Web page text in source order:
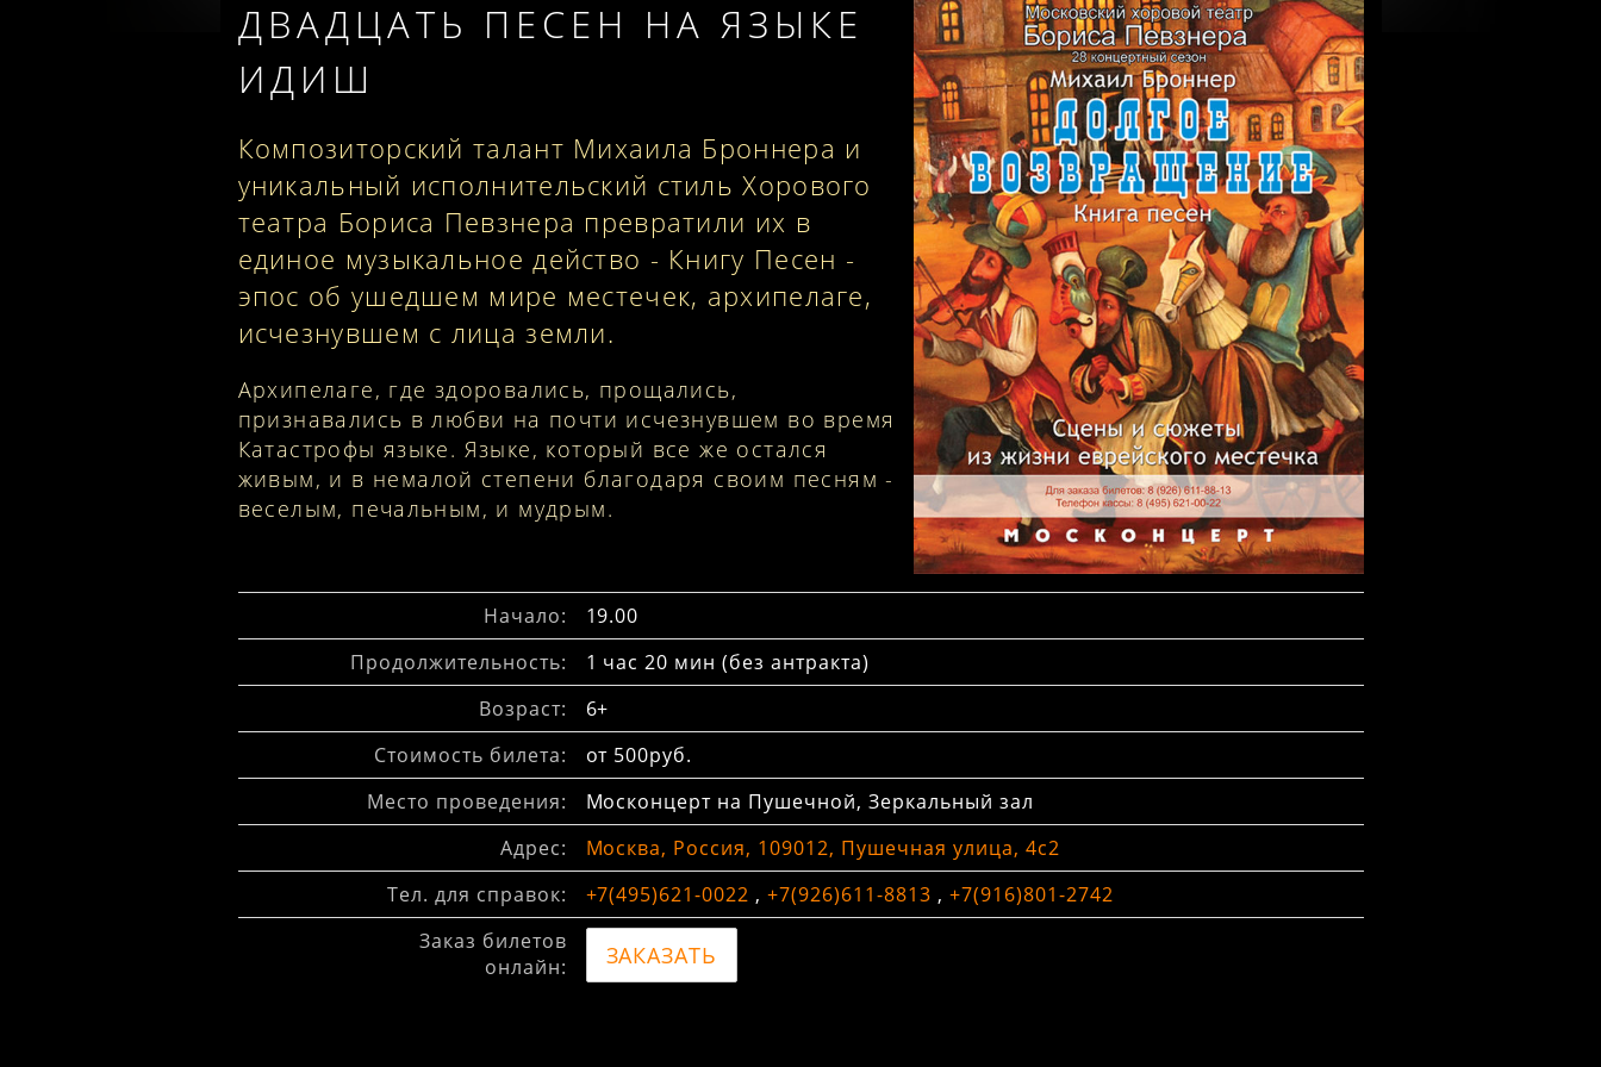
ДВАДЦАТЬ ПЕСЕН НА ЯЗЫКЕ
ИДИШ
Композиторский талант Михаила Броннера и
уникальный исполнительский стиль Хорового
театра Бориса Певзнера превратили их в
единое музыкальное действо - Книгу Песен -
эпос об ушедшем мире местечек, архипелаге,
исчезнувшем с лица земли.
Архипелаге, где здоровались, прощались,
признавались в любви на почти исчезнувшем во время
Катастрофы языке. Языке, который все же остался
живым, и в немалой степени благодаря своим песням -
веселым, печальным, и мудрым.
Начало:
19.00
Продолжительность:
1 час 20 мин (без антракта)
Возраст:
6+
Стоимость билета:
от 500руб.
Место проведения:
Москонцерт на Пушечной, Зеркальный зал
Адрес:
Москва, Россия, 109012, Пушечная улица, 4с2
Тел. для справок:
+7(495)621-0022 ,+7(926)611-8813 , +7(916)801-2742
Заказ билетов
онлайн:
ЗАКАЗАТЬ